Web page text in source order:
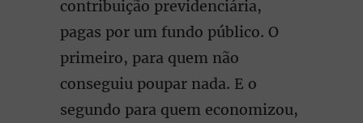
contribuição previdenciária,
pagas por um fundo público. O
primeiro, para quem não
conseguiu poupar nada. E o
segundo para quem economizou,